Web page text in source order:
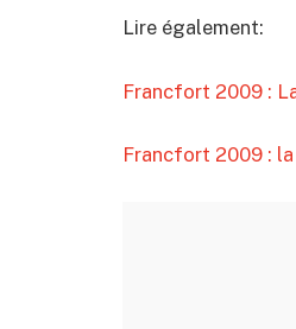
Lire également:
Francfort 2009 :
Francfort 2009 : la